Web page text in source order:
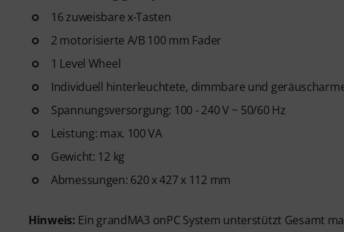
16 zuweisbare x-Tasten
2 motorisierte A/B 100 mm Fader
1 Level Wheel
Individuell hinterleuchtete, dimmbare und
Spannungsversorgung: 100 - 240 V ~ 50/60 Hz
Leistung: max. 100 VA
Gewicht: 12 kg
Abmessungen: 620 x 427 x 112 mm
Hinweis: Ein grandMA3 onPC System unterstützt Gesamt